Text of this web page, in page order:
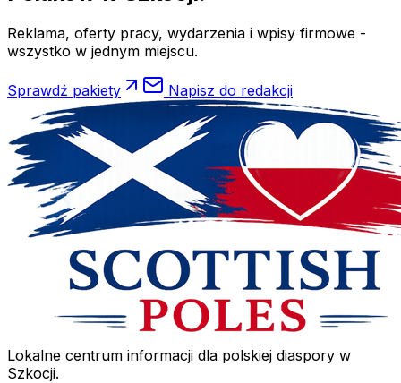
Reklama, oferty pracy, wydarzenia i wpisy firmowe -
wszystko w jednym miejscu.
Sprawdź pakiety Napisz do redakcji
Lokalne centrum informacji dla polskiej diaspory w
Szkocji.